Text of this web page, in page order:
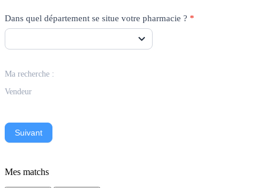
Dans quel département se situe votre pharmacie ? *
Ma recherche :
Vendeur
Suivant
Mes matchs